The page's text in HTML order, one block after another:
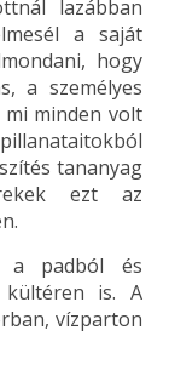
lazábban
a saját
hogy
a személyes
minden volt
tananyag
ezt az
a padból és
kültéren is. A
vízparton